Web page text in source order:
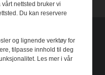
nettsted bruker vi
Du kan reservere
og lignende verktøy for
tilpasse innhold til deg
Les mer i vår